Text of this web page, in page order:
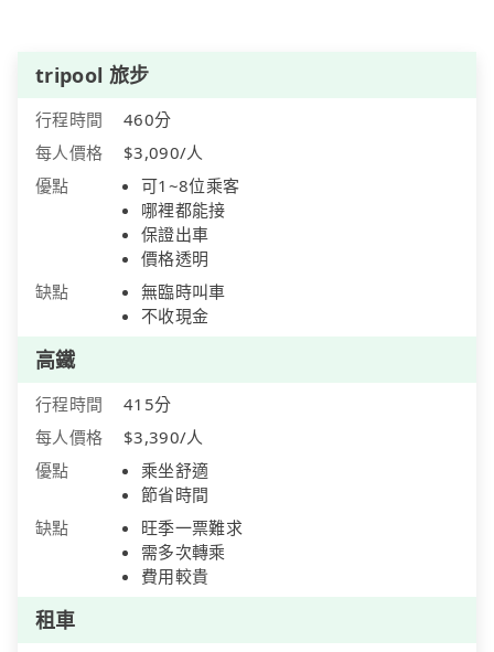
tripool 旅步
行程時間
460分
每人價格
$3,090/人
優點
可1~8位乘客
哪裡都能接
保證出車
價格透明
缺點
無臨時叫車
不收現金
高鐵
行程時間
415分
每人價格
$3,390/人
優點
乘坐舒適
節省時間
缺點
旺季一票難求
需多次轉乘
費用較貴
租車